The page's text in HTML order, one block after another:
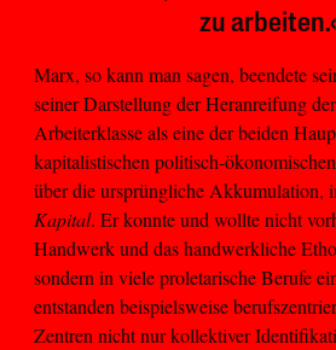
zu
Marx, so kann man sagen, beendete
seiner Darstellung der Heranreifung
Arbeiterklasse als eine der beiden
kapitalistischen politisch-
über die ursprüngliche Akkumulation,
Kapital. Er konnte und wollte nicht
Handwerk und das handwerkliche
sondern in viele proletarische Berufe
entstanden beispielsweise
Zentren nicht nur kollektiver